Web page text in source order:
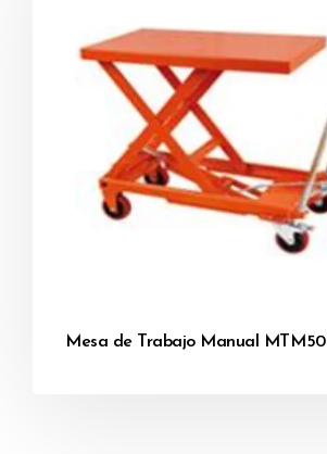
Mesa de Trabajo Manual